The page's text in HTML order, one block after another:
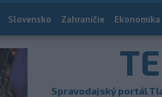
Slovensko Zahraničie Ekonomika
Spravodajský portál